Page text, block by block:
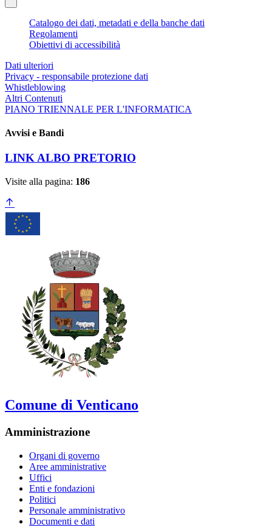
Catalogo dei dati, metadati e della banche dati
Regolamenti
Obiettivi di accessibilità
Dati ulteriori
Privacy - responsabile protezione dati
Whistleblowing
Altri Contenuti
PIANO TRIENNALE PER L'INFORMATICA
Avvisi e Bandi
LINK ALBO PRETORIO
Visite alla pagina: 186
Comune di Venticano
Amministrazione
Organi di governo
Aree amministrative
Uffici
Enti e fondazioni
Politici
Personale amministrativo
Documenti e dati